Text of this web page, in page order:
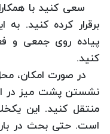
سعی کنید با
برقرار کرده کنید.
پیاده روی جمعی و
کنید.
در صورت امکان،
نشستن پشت میز در
منتقل کنید. این
است. حتی بحث در